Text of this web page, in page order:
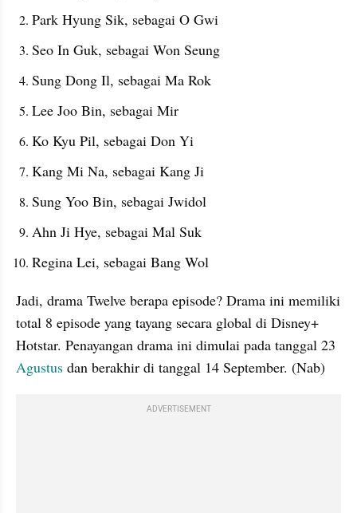
Park Hyung Sik, sebagai O Gwi
Seo In Guk, sebagai Won Seung
Sung Dong Il, sebagai Ma Rok
Lee Joo Bin, sebagai Mir
Ko Kyu Pil, sebagai Don Yi
Kang Mi Na, sebagai Kang Ji
Sung Yoo Bin, sebagai Jwidol
Ahn Ji Hye, sebagai Mal Suk
Regina Lei, sebagai Bang Wol
Jadi, drama Twelve berapa episode? Drama ini memiliki
total 8 episode yang tayang secara global di Disney+
Agustus dan berakhir di tanggal 14 September. (Nab)
ADVERTISEMENT